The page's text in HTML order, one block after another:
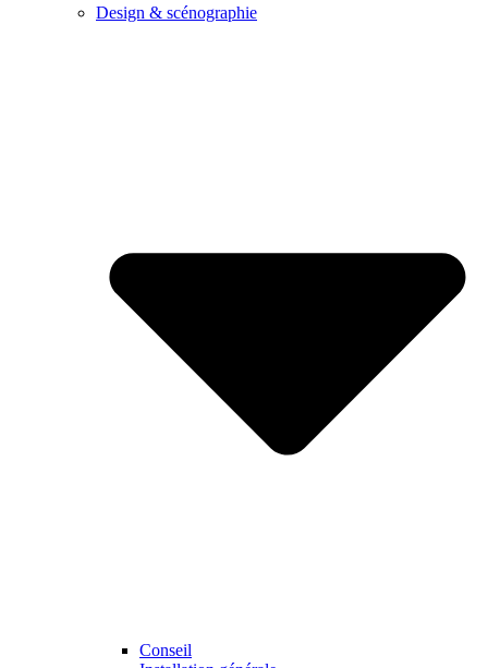
Design & scénographie
Conseil